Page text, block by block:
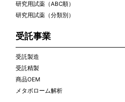
研究用試薬（ABC順）
研究用試薬（分類別）
受託事業
受託製造
受託精製
商品OEM
メタボローム解析